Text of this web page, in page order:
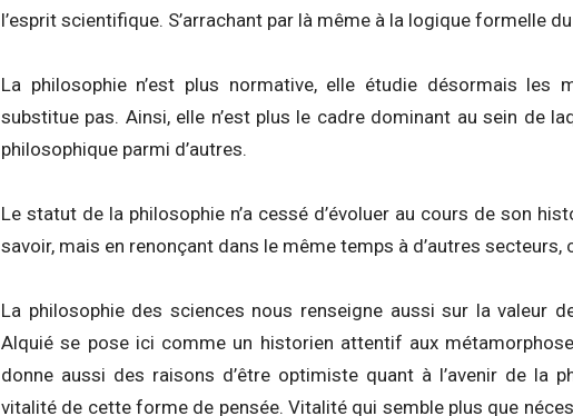
l’esprit scientifique. S’arrachant par là même à la logique formelle
La philosophie n’est plus normative, elle étudie désormais les
substitue pas. Ainsi, elle n’est plus le cadre dominant au sein de
philosophique parmi d’autres.
Le statut de la philosophie n’a cessé d’évoluer au cours de son
savoir, mais en renonçant dans le même temps à d’autres secteurs,
La philosophie des sciences nous renseigne aussi sur la valeur
Alquié se pose ici comme un historien attentif aux
donne aussi des raisons d’être optimiste quant à l’avenir de la
vitalité de cette forme de pensée. Vitalité qui semble plus que